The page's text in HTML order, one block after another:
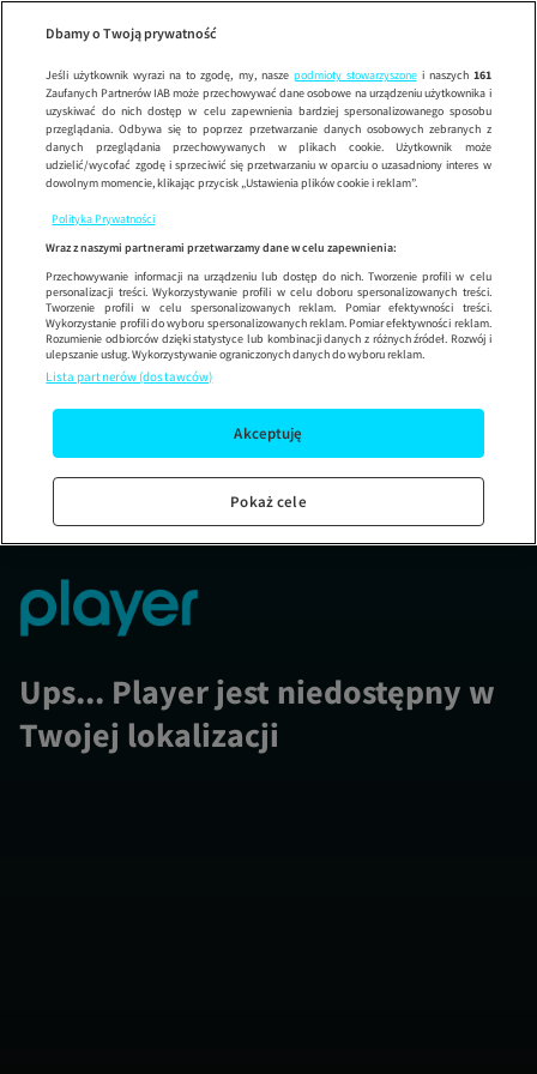
Wypróbuj aplikację mobilną
Korzystaj z łatwiejszej nawigacji i ciesz się szybszym
Ups... Player jest niedostępny w
Twojej lokalizacji
Dbamy o Twoją prywatność
Jeśli użytkownik wyrazi na to zgodę, my, nasze podmioty stowarzyszonei naszych 161
Zaufanych Partnerów IAB może przechowywać dane osobowe na urządzeniu użytkownika i
uzyskiwać do nich dostęp w celu zapewnienia bardziej spersonalizowanego sposobu
przeglądania. Odbywa się to poprzez przetwarzanie danych osobowych zebranych z
danych przeglądania przechowywanych w plikach cookie. Użytkownik może
udzielić/wycofać zgodę i sprzeciwić się przetwarzaniu w oparciu o uzasadniony interes w
dowolnym momencie, klikając przycisk „Ustawienia plików cookie i reklam”.
Polityka Prywatności
Wraz z naszymi partnerami przetwarzamy dane w celu zapewnienia:
Przechowywanie informacji na urządzeniu lub dostęp do nich. Tworzenie profili w celu
personalizacji treści. Wykorzystywanie profili w celu doboru spersonalizowanych treści.
Tworzenie profili w celu spersonalizowanych reklam. Pomiar efektywności treści.
Wykorzystanie profili do wyboru spersonalizowanych reklam. Pomiar efektywności reklam.
Rozumienie odbiorców dzięki statystyce lub kombinacji danych z różnych źródeł. Rozwój i
ulepszanie usług. Wykorzystywanie ograniczonych danych do wyboru reklam.
Lista partnerów (dostawców)
Akceptuję
Pokaż cele